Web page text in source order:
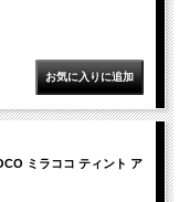
ミラココ ティント ア